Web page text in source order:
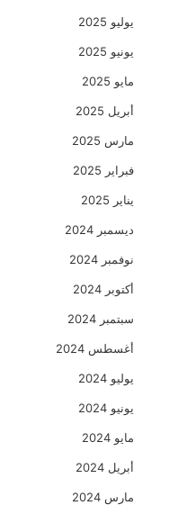
يوليو 2025
يونيو 2025
مايو 2025
أبريل 2025
مارس 2025
فبراير 2025
يناير 2025
ديسمبر 2024
نوفمبر 2024
أكتوبر 2024
سبتمبر 2024
أغسطس 2024
يوليو 2024
يونيو 2024
مايو 2024
أبريل 2024
مارس 2024